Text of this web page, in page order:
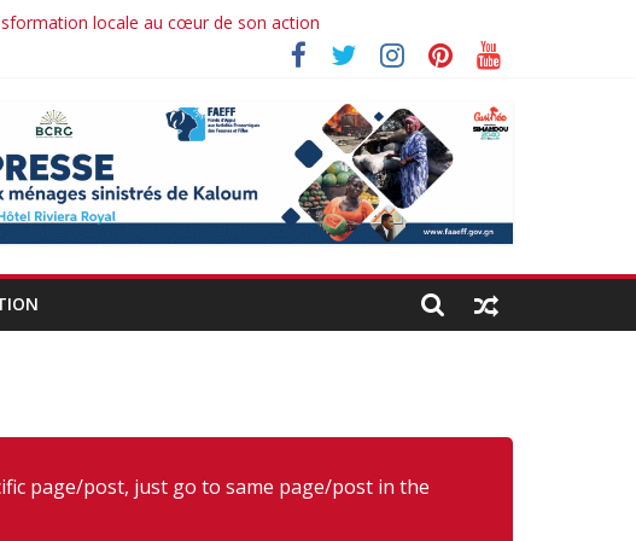
locale au cœur de son action
page/post, just go to same page/post in the